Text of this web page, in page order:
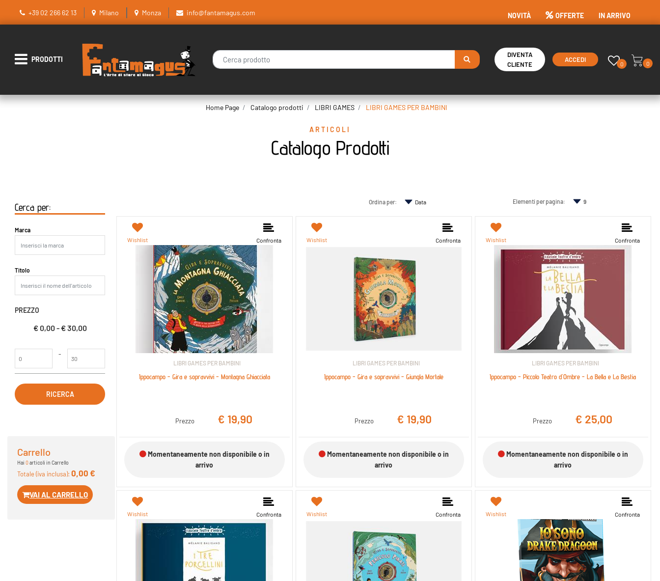
+39 02 266 62 13 Milano Monza info@fantamagus.com NOVITÀ OFFERTE IN ARRIVO
Open menu La modifica di un filtro aggiorna automaticamente gli altri filtri disponibili.
DIVENTA
CLIENTE
ACCEDI
0 0
Home Page Catalogo prodotti LIBRI GAMES LIBRI GAMES PER BAMBINI
ARTICOLI
Catalogo Prodotti
Cerca per:
La modifica di un filtro aggiorna automaticamente gli altri filtri disponibili.
Marca
Titolo
PREZZO
€ 0,00 - € 30,00
-
Carrello
Hai 0articoli in Carrello
Totale (iva inclusa): 0,00 €
VAI AL CARRELLO
Ordina per: Elementi per pagina:
Wishlist Confronta
LIBRI GAMES PER BAMBINI
Ippocampo - Gira e sopravvivi - Montagna Ghiacciata
Prezzo € 19,90
Momentaneamente non disponibile o in
arrivo
Wishlist Confronta
LIBRI GAMES PER BAMBINI
Ippocampo - Gira e sopravvivi - Giungla Mortale
Prezzo € 19,90
Momentaneamente non disponibile o in
arrivo
Wishlist Confronta
LIBRI GAMES PER BAMBINI
Ippocampo - Piccolo Teatro d'Ombre - La Bella e La Bestia
Prezzo € 25,00
Momentaneamente non disponibile o in
arrivo
Wishlist Confronta Wishlist Confronta Wishlist Confronta